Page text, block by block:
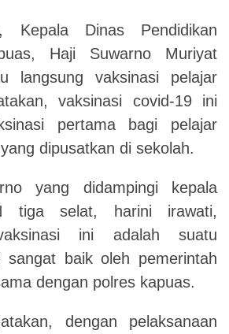
Kepala Dinas Pendidikan
Haji Suwarno Muriyat
langsung vaksinasi pelajar
vaksinasi covid-19 ini
pertama bagi pelajar
dipusatkan di sekolah.
yang didampingi kepala
tiga selat, harini irawati,
ini adalah suatu
sangat baik oleh pemerintah
dengan polres kapuas.
dengan pelaksanaan